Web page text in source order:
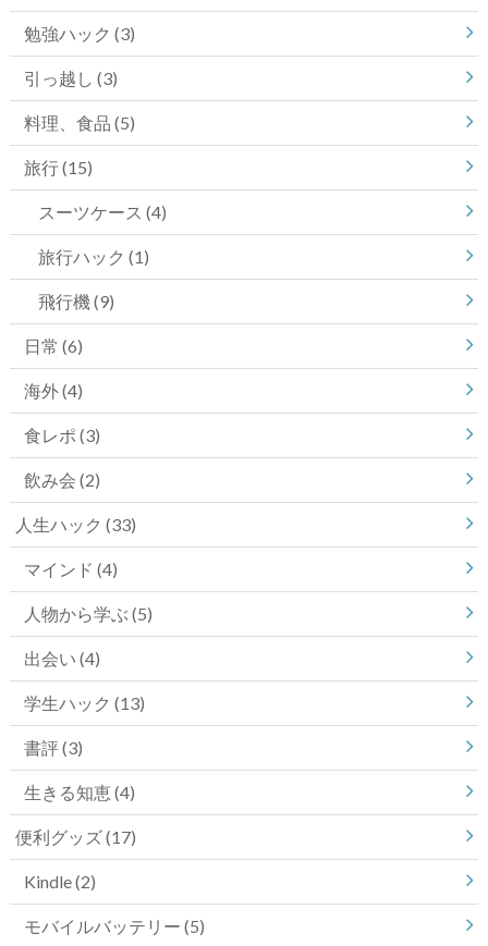
勉強ハック (3)
引っ越し (3)
料理、食品 (5)
旅行(15)
スーツケース (4)
旅行ハック (1)
飛行機(9)
日常 (6)
海外(4)
食レポ (3)
飲み会 (2)
人生ハック (33)
マインド (4)
人物から学ぶ (5)
出会い (4)
学生ハック (13)
書評(3)
生きる知恵(4)
便利グッズ(17)
Kindle(2)
モバイルバッテリー (5)